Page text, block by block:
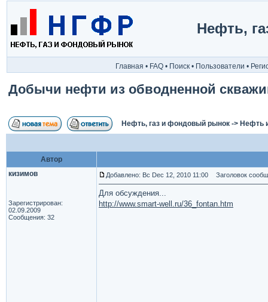
Нефть,
Главная • FAQ • Поиск • Пользователи •
Добычи нефти из обводненной
Нефть, газ и фондовый рынок -> Нефть
Автор
кизимов
Зарегистрирован:
02.09.2009
Сообщения: 32
Добавлено: Вс Dec 12, 2010 11:00 Заголовок
Для обсуждения...
http://www.smart-well.ru/36_fontan.htm